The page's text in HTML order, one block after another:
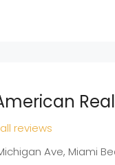
reviews
Ave, Miami